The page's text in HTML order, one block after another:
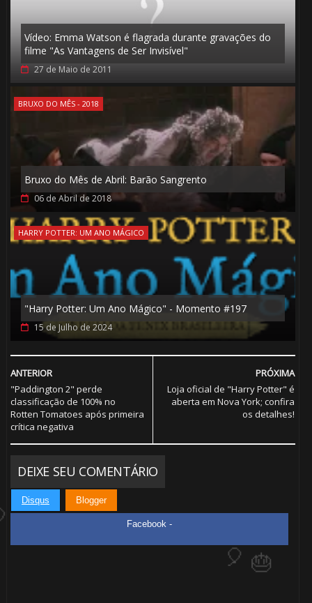
Vídeo: Emma Watson é flagrada durante gravações do
filme "As Vantagens de Ser Invisível"
27 de Maio de 2011
BRUXO DO MÊS - 2018
Bruxo do Mês de Abril: Barão Sangrento
06 de Abril de 2018
HARRY POTTER: UM ANO MÁGICO
"Harry Potter: Um Ano Mágico" - Momento #197
15 de Julho de 2024
PRÓXIMA
Loja oficial de "Harry Potter" é
aberta em Nova York; confira
os detalhes!
ANTERIOR
"Paddington 2" perde
classificação de 100% no
Rotten Tomatoes após primeira
crítica negativa
DEIXE SEU COMENTÁRIO
Disqus Blogger
Facebook -
🎂
🎈